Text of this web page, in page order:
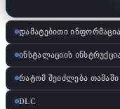
დამატებითი ინფორმაცია
ინსტალაციის
რატომ შეიძლება
DLC